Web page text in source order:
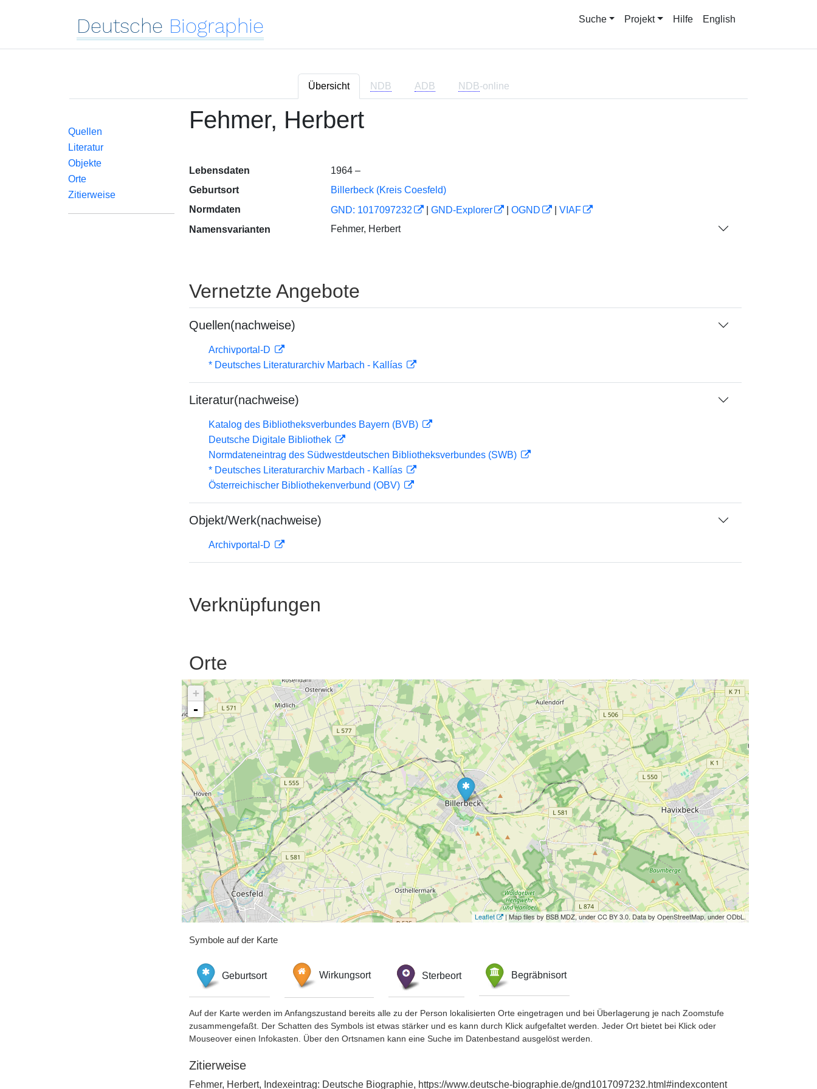
Deutsche Biographie Suche Projekt Hilfe English
Übersicht NDB ADB NDB-online
Quellen
Literatur
Objekte
Orte
Zitierweise
Fehmer, Herbert
Lebensdaten
1964 –
Geburtsort
Billerbeck (Kreis Coesfeld)
Normdaten
GND: 1017097232 GND-Explorer OGND
VIAF
Namensvarianten
Fehmer, Herbert
Vernetzte Angebote
Quellen(nachweise)
Archivportal-D
* Deutsches Literaturarchiv Marbach - Kallías
Literatur(nachweise)
Katalog des Bibliotheksverbundes Bayern (BVB)
Deutsche Digitale Bibliothek
Normdateneintrag des Südwestdeutschen Bibliotheksverbundes (SWB)
* Deutsches Literaturarchiv Marbach - Kallías
Österreichischer Bibliothekenverbund (OBV)
Objekt/Werk(nachweise)
Archivportal-D
Verknüpfungen
Orte
+
-
Leaflet | Map tiles by BSB MDZ, under CC BY 3.0. Data by OpenStreetMap, under ODbL.
Symbole auf der Karte
Geburtsort Wirkungsort Sterbeort Begräbnisort
Auf der Karte werden im Anfangszustand bereits alle zu der Person lokalisierten Orte eingetragen und bei Überlagerung je nach Zoomstufe
zusammengefaßt. Der Schatten des Symbols ist etwas stärker und es kann durch Klick aufgefaltet werden. Jeder Ort bietet bei Klick oder
Mouseover einen Infokasten. Über den Ortsnamen kann eine Suche im Datenbestand ausgelöst werden.
Zitierweise
Fehmer, Herbert, Indexeintrag: Deutsche Biographie, https://www.deutsche-biographie.de/gnd1017097232.html#indexcontent